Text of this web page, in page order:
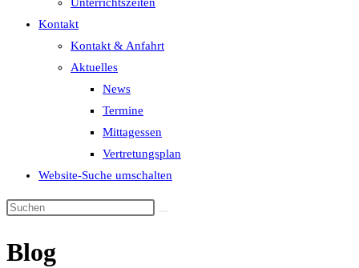
Kontakt
Kontakt & Anfahrt
Aktuelles
News
Termine
Mittagessen
Vertretungsplan
Website-Suche umschalten
Blog